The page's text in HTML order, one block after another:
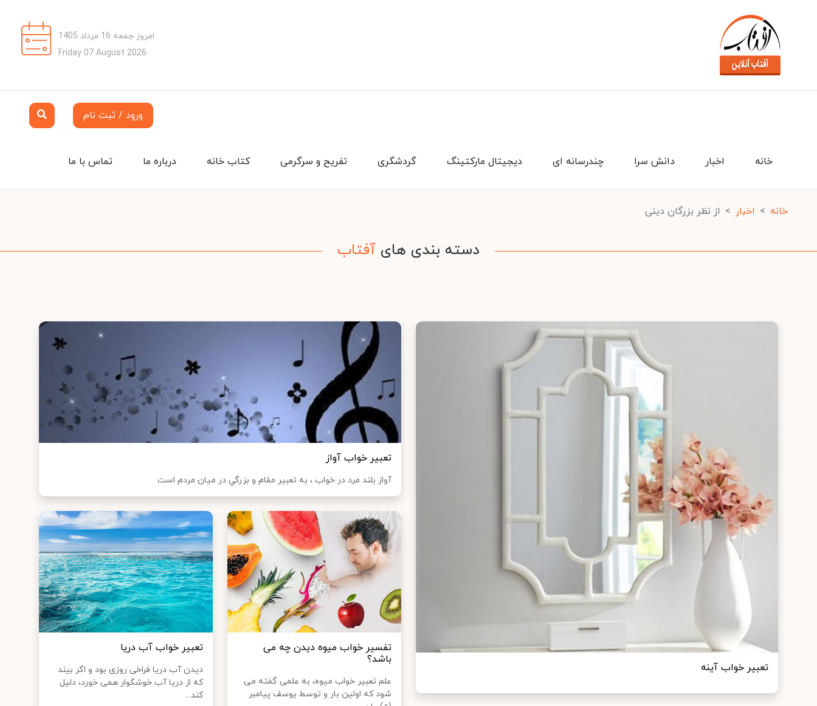
امروز جمعه 16 مرداد 1405
Friday 07 August 2026
ورود / ثبت نام
تماس با ما درباره ما کتاب خانه تفریح و سرگرمی گردشگری دیجیتال مارکتینگ چندرسانه ای دانش سرا اخبار خانه
خانه اخبار از نظر بزرگان دینی
دسته بندی های آفتاب
تعبير خواب آينه
تعبير خواب آواز
آواز بلند مرد در خواب ، به تعبير مقام و بزرگي در ميان مردم است
تفسیر خواب میوه دیدن چه می
باشد؟
علم تعبیر خواب میوه، به علمی گفته می
شود که اولین بار و توسط یوسف پیامبر
تعبیر خواب آب دریا
دیدن آب دریا فراخی روزی بود و اگر بیند
که از دریا آب خوشگوار همی خورد، دلیل
کند...